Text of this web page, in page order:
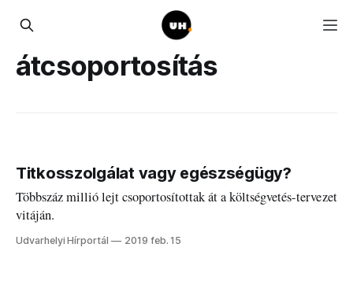
átcsoportosítás
Titkosszolgálat vagy egészségügy?
Többszáz millió lejt csoportosítottak át a költségvetés-tervezet
vitáján.
Udvarhelyi Hírportál 2019 feb. 15